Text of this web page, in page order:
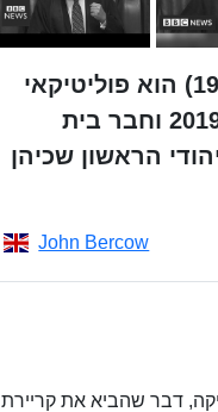
ג'ון סיימון ברקו (באנגלית: John Simon Bercow; נולד ב-19 בינואר 1963) הוא פוליטיקאי
בריטי שכיהן כיושב ראש בית הנבחרים הבריטי מיוני 2009 עד נובמבר 2019 וחבר בית
ממאי 1997 ועד נובמבר 2019. הוא היהודי הראשון שכיהן
John Bercow
דבר שהביא את קריירת